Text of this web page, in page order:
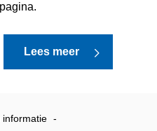
Lees meer
informatie